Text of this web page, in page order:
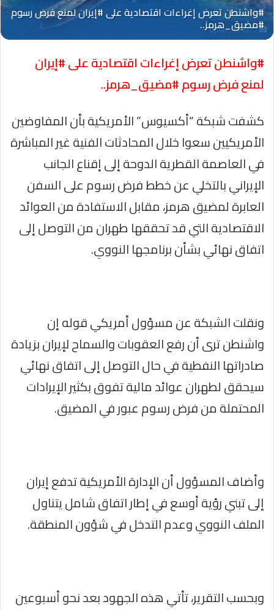
Oplus_131072
#واشنطن تعرض إغراءات اقتصادية على #إيران
لمنع فرض رسوم #مضيق_هرمز..
كشفت شبكة “أكسيوس” الأمريكية بأن المفاوضين
الأمريكيين سعوا خلال المحادثات الفنية غير المباشرة
في العاصمة القطرية الدوحة إلى إقناع الجانب
الإيراني بالتخلي عن خطط فرض رسوم على السفن
العابرة لمضيق هرمز، مقابل الاستفادة من العوائد
الاقتصادية التي قد تحققها طهران من التوصل إلى
اتفاق نهائي بشأن برنامجها النووي.
ونقلت الشبكة عن مسؤول أمريكي قوله إن
واشنطن ترى أن رفع العقوبات والسماح لإيران بزيادة
صادراتها النفطية في حال التوصل إلى اتفاق نهائي
سيحقق لطهران عوائد مالية تفوق بكثير الإيرادات
المحتملة من فرض رسوم عبور في المضيق.
وأضاف المسؤول أن الإدارة الأمريكية تدفع إيران
إلى تبني رؤية أوسع في إطار اتفاق شامل يتناول
الملف النووي وعدم التدخل في شؤون المنطقة.
وبحسب التقرير، تأتي هذه الجهود بعد نحو أسبوعين